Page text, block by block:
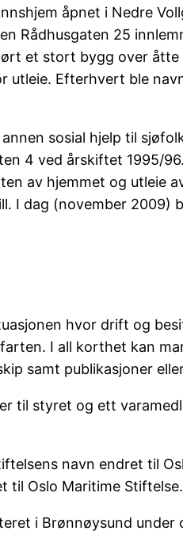
åpnet i Nedre
Rådhusgaten 25
et stort bygg over åtte
Efterhvert ble
sosial hjelp til
4 ved årskiftet 1995/
av hjemmet og utleie
I dag (november 2009)
hvor drift og
I all korthet kan
samt publikasjoner
til styret og ett
navn endret til
til Oslo Maritime Stiftelse.
i Brønnøysund under